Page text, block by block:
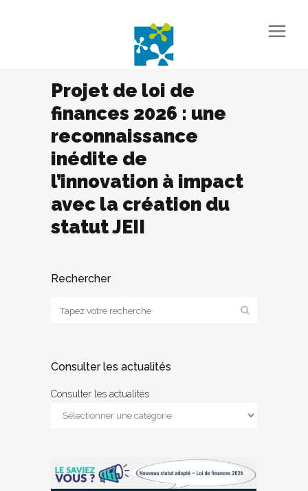
Projet de loi de
finances 2026 : une
reconnaissance
inédite de
l’innovation à impact
avec la création du
statut JEII
Rechercher
Consulter les actualités
Consulter les actualités